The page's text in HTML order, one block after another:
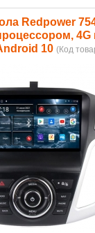
Redpower
10 (Код